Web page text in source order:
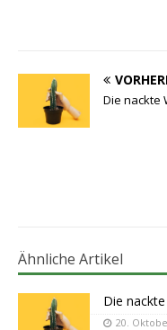
Die nackte
Ähnliche Artikel
Die
20.